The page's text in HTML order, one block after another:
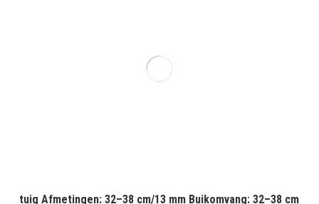
tuig Afmetingen: 32–38 cm/13 mm Buikomvang: 32–38 cm